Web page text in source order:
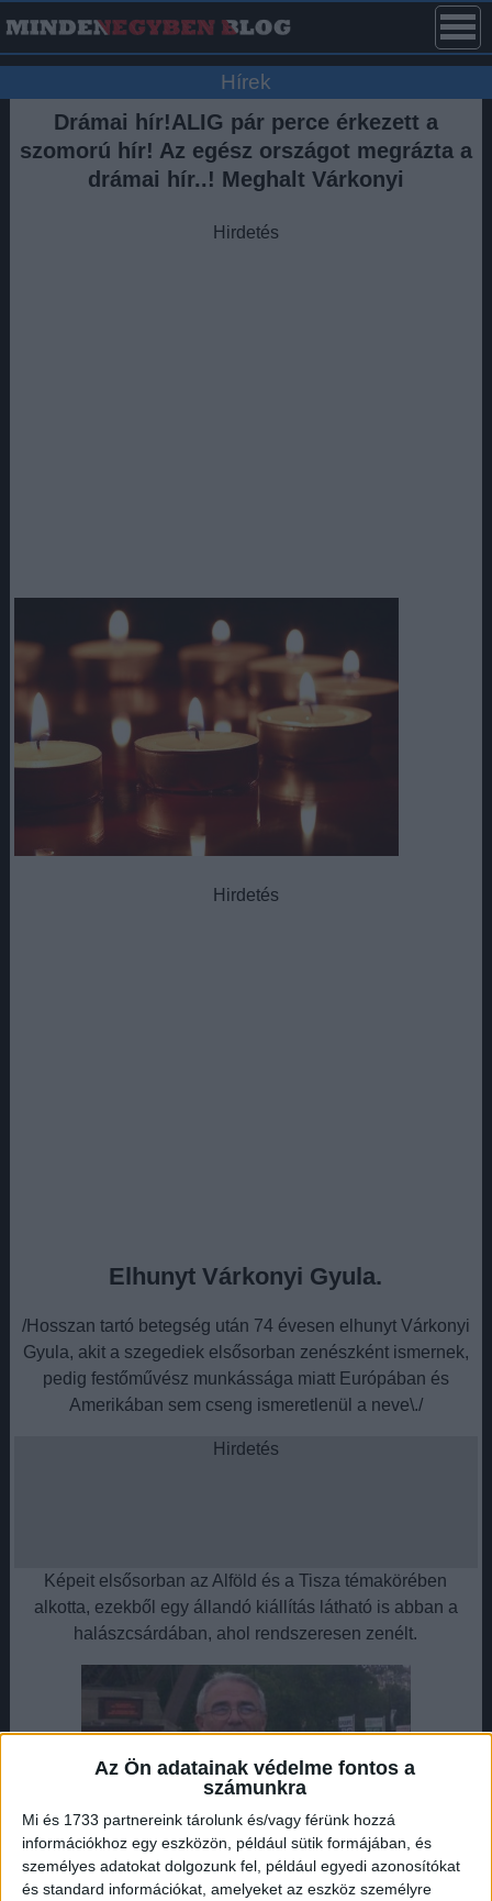
Az Ön adatainak védelme fontos a
számunkra
Mi és 1733 partnereink tárolunk és/vagy férünk hozzá
információkhoz egy eszközön, például sütik formájában, és
személyes adatokat dolgozunk fel, például egyedi azonosítókat
és standard információkat, amelyeket az eszköz személyre
Hírek
Drámai hír!ALIG pár perce érkezett a
szomorú hír! Az egész országot megrázta a
drámai hír..! Meghalt Várkonyi
Hirdetés
Hirdetés
Elhunyt Várkonyi Gyula.
/Hosszan tartó betegség után 74 évesen elhunyt Várkonyi
Gyula, akit a szegediek elsősorban zenészként ismernek,
pedig festőművész munkássága miatt Európában és
Amerikában sem cseng ismeretlenül a neve\./
Hirdetés
Képeit elsősorban az Alföld és a Tisza témakörében
alkotta, ezekből egy állandó kiállítás látható is abban a
halászcsárdában, ahol rendszeresen zenélt.
Várkonyi Gyula egy sokgyermekes, nehéz sorsú